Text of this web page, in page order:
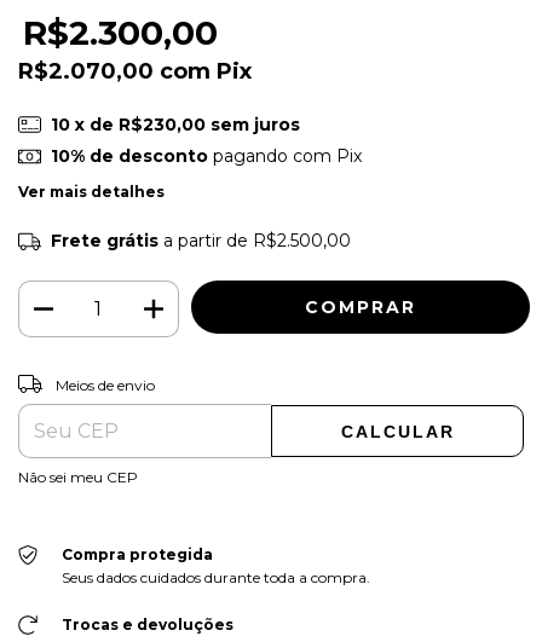
R$2.300,00
R$2.070,00 com Pix
10 x de R$230,00 sem juros
10% de descontopagando com Pix
Ver mais detalhes
Frete grátis a partir de R$2.500,00
Entregas para o CEP:
Meios de envio
CALCULAR
Não sei meu CEP
Compra protegida
Seus dados cuidados durante toda a compra.
Trocas e devoluções